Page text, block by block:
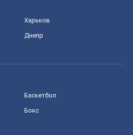
Харьков
Днепр
Баскетбол
Бокс